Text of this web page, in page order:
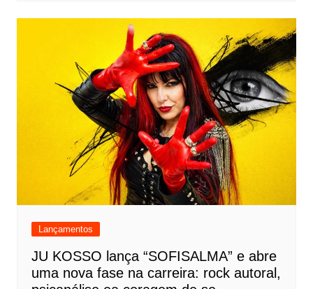
Lançamentos
JU KOSSO lança “SOFISALMA” e abre
uma nova fase na carreira: rock autoral,